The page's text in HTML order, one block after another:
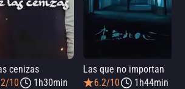
cenizas
10
1h30min
Las que no importan
6.2/10
1h44min